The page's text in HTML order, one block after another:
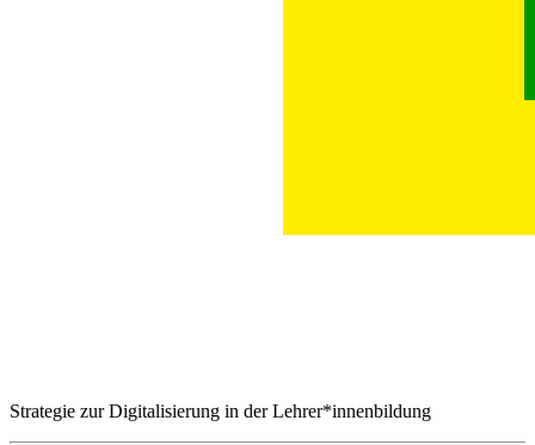
Strategie zur Digitalisierung in der Lehrer*innenbildung